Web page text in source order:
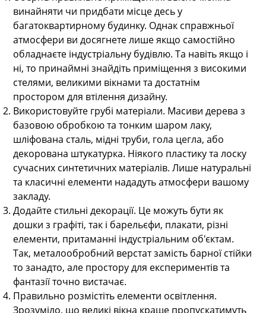
винайняти чи придбати місце десь у
багатоквартирному будинку. Однак справжньої
атмосфери ви досягнете лише якщо самостійно
обладнаєте індустріальну будівлю. Та навіть якщо і
ні, то принаймні знайдіть приміщення з високими
стелями, великими вікнами та достатнім
простором для втілення дизайну.
Використовуйте грубі матеріали. Масиви дерева з
базовою обробкою та тонким шаром лаку,
шліфована сталь, мідні труби, гола цегла, або
декорована штукатурка. Ніякого пластику та лоску
сучасних синтетичних матеріалів. Лише натуральні
та класичні елементи нададуть атмосфери вашому
закладу.
Додайте стильні декорації. Це можуть бути як
дошки з графіті, так і барельєфи, плакати, різні
елементи, притаманні індустріальним об'єктам.
Так, металообробний верстат замість барної стійки
то занадто, але простору для експериментів та
фантазії точно вистачає.
Правильно розмістіть елементи освітлення.
Зрозуміло, що великі вікна краще пропускатимуть